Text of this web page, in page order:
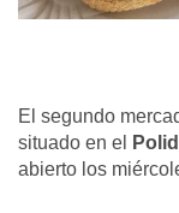
El segundo
situado en el
abierto los